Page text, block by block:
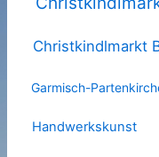
Christkindlmarkt
Garmisch-
Handwerkskunst